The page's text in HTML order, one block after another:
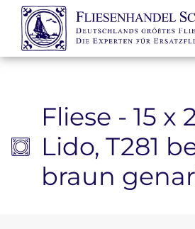
Zum Inhalt springen
Fliese - 15 x
Lido, T281
braun